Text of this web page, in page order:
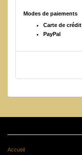
Modes de paiements
Carte de crédit
PayPal
Accueil